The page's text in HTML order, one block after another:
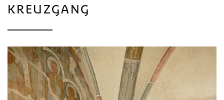
KREUZGANG